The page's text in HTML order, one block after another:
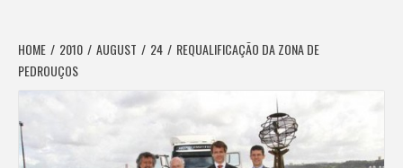
HOME 2010 AUGUST 24
REQUALIFICAÇÃO DA ZONA DE
PEDROUÇOS